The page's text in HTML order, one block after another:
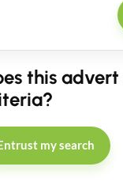
this
my search